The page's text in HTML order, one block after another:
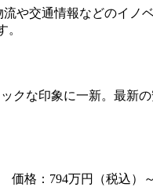
や交通情報などのイノ
な印象に一新。最新
格：794万円（税込）